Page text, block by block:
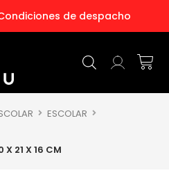
de despacho
ESCOLAR
X 21 X 16 CM